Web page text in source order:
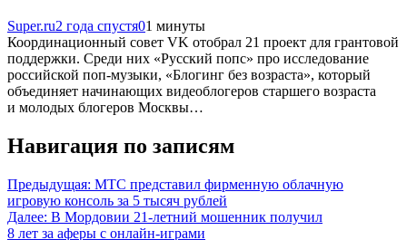
Super.ru2 года спустя01 минуты
Координационный совет VK отобрал 21 проект для грантовой
поддержки. Среди них «Русский попс» про исследование
российской поп-музыки, «Блогинг без возраста», который
объединяет начинающих видеоблогеров старшего возраста
и молодых блогеров Москвы…
Навигация по записям
Предыдущая: МТС представил фирменную облачную
игровую консоль за 5 тысяч рублей
Далее: В Мордовии 21-летний мошенник получил
8 лет за аферы с онлайн-играми